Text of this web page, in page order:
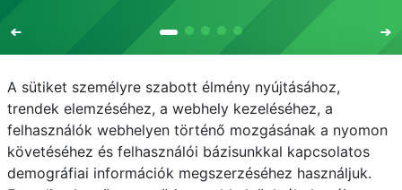
E-mail Telefonkönyv NEPTUN
E-learning
Bejelentkezés
Adatvédelem
A sütiket személyre szabott élmény nyújtásához,
trendek elemzéséhez, a webhely kezeléséhez, a
felhasználók webhelyen történő mozgásának a nyomon
követéséhez és felhasználói bázisunkkal kapcsolatos
demográfiai információk megszerzéséhez használjuk.